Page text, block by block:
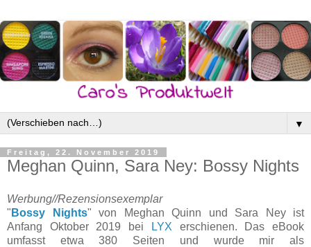
▼
Freitag, 22. November 2019
Meghan Quinn, Sara Ney: Bossy Nights
Werbung//Rezensionsexemplar
" Bossy Nights" von Meghan Quinn und Sara Ney ist
Anfang Oktober 2019 bei
LYX erschienen. Das eBook
umfasst etwa 380 Seiten und wurde mir als